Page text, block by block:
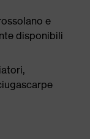
e
disponibili